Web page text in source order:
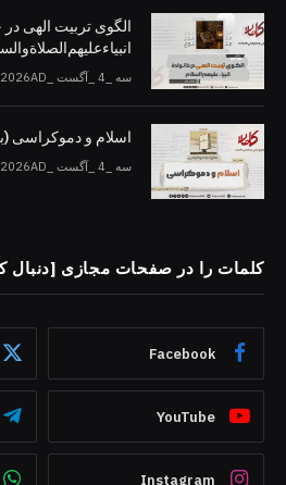
الگوی تربیت الهی در
سه _4 _آگست _2026AH 4-8-2026AD
اسلام و دموکراسی
سه _4 _آگست _2026AH 4-8-2026AD
کلمات را در صفحات مجازی [دنبال
Facebook
YouTube
Instagram